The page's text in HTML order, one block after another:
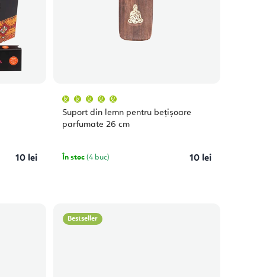
10 lei
Suport din lemn pentru bețișoare
parfumate 26 cm
a
produsului
este
10 lei
În stoc (4 buc)
Bestseller